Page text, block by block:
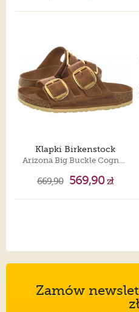
Klapki Birkenstock
669,90 569,90zł
Zamów